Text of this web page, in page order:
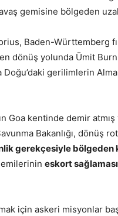
gemisine bölgeden
Baden-Württemberg
dönüş yolunda Ümit
gerilimlerin
Goa kentinde demir
Bakanlığı, dönüş
gerekçesiyle bölgeden
eskort
için askeri misyonlar